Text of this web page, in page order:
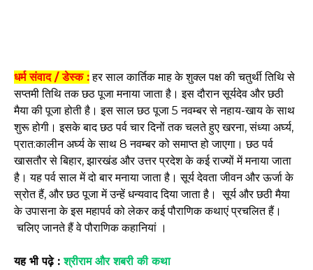
धर्म संवाद / डेस्क :हर साल कार्तिक माह के शुक्ल पक्ष की चतुर्थी तिथि से
सप्तमी तिथि तक छठ पूजा मनाया जाता है। इस दौरान सूर्यदेव और छठी
मैया की पूजा होती है। इस साल छठ पूजा 5 नवम्बर से नहाय-खाय के साथ
शुरू होगी। इसके बाद छठ पर्व चार दिनों तक चलते हुए खरना, संध्या अर्घ्य,
प्रात:कालीन अर्घ्य के साथ 8 नवम्बर को समाप्त हो जाएगा। छठ पर्व
खासतौर से बिहार, झारखंड और उत्तर प्रदेश के कई राज्यों में मनाया जाता
है। यह पर्व साल में दो बार मनाया जाता है। सूर्य देवता जीवन और ऊर्जा के
स्रोत हैं, और छठ पूजा में उन्हें धन्यवाद दिया जाता है। सूर्य और छठी मैया
के उपासना के इस महापर्व को लेकर कई पौराणिक कथाएं प्रचलित हैं।
चलिए जानते हैं वे पौराणिक कहानियां ।
यह भी पढ़े :श्रीराम और शबरी की कथा